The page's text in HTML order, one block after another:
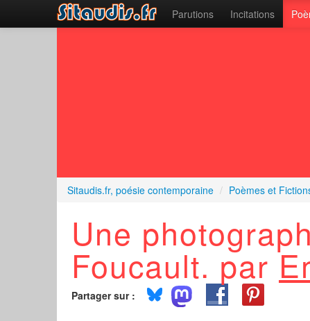
Parutions Incitations
Sitaudis.fr, poésie contemporaine / Poèmes et
Une
Foucault. par
Partager sur :